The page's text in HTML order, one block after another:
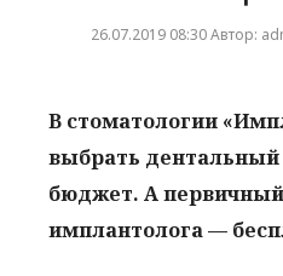
26.07.2019 08:30 Автор:
В стоматологии
выбрать
бюджет. А
имплантолога —